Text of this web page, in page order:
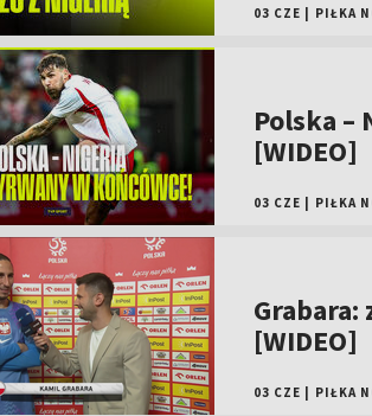
03 CZE PIŁKA
Polska –
[WIDEO]
03 CZE PIŁKA
[WIDEO]
03 CZE PIŁKA